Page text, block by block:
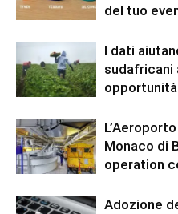
del tuo
I dati
sudafricani
opportunità
Monaco di
operation
Adozione